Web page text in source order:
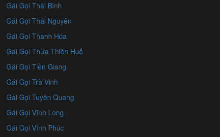
Gái Gọi Thái Bình
Gái Gọi Thái Nguyên
Gái Gọi Thanh Hóa
Gái Gọi Thừa Thiên Huế
Gái Gọi Tiền Giang
Gái Gọi Trà Vinh
Gái Gọi Tuyên Quang
Gái Gọi Vĩnh Long
Gái Gọi Vĩnh Phúc